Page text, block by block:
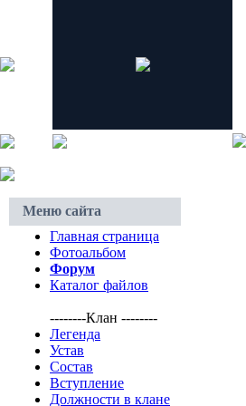
Меню сайта
Главная страница
Фотоальбом
Форум
Каталог файлов
--------Клан --------
Легенда
Устав
Состав
Вступление
Должности в клане